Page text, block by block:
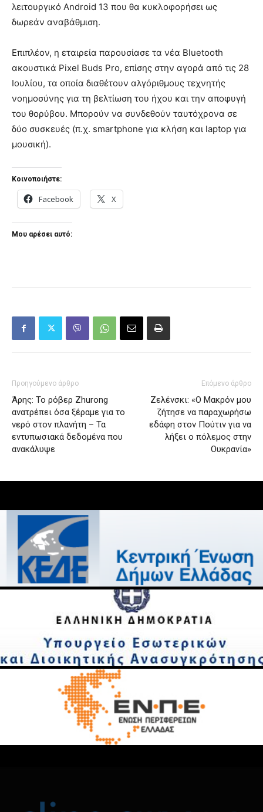
λειτουργικό Android 13 που θα κυκλοφορήσει ως
δωρεάν αναβάθμιση.
Επιπλέον, η εταιρεία παρουσίασε τα νέα Bluetooth
ακουστικά Pixel Buds Pro, επίσης στην αγορά από τις 28
Ιουλίου, τα οποία διαθέτουν αλγόριθμους τεχνητής
νοημοσύνης για τη βελτίωση του ήχου και την αποφυγή
του θορύβου. Μπορούν να συνδεθούν ταυτόχρονα σε
δύο συσκευές (π.χ. smartphone για κλήση και laptop για
μουσική).
Κοινοποιήστε:
Facebook X
Μου αρέσει αυτό:
Προηγούμενο άρθρο
Άρης: Το ρόβερ Zhurong
ανατρέπει όσα ξέραμε για το
νερό στον πλανήτη – Τα
εντυπωσιακά δεδομένα που
ανακάλυψε
Επόμενο άρθρο
Ζελένσκι: «Ο Μακρόν μου
ζήτησε να παραχωρήσω
εδάφη στον Πούτιν για να
λήξει ο πόλεμος στην
Ουκρανία»